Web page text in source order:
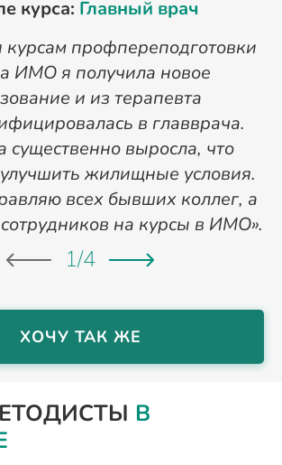
курса: Главный врач
курсам профпереподготовки
ИМО я получила новое
и из терапевта
в главврача.
существенно выросла, что
жилищные условия.
всех бывших коллег, а
на курсы в ИМО».
1/4
ХОЧУ ТАК ЖЕ
В